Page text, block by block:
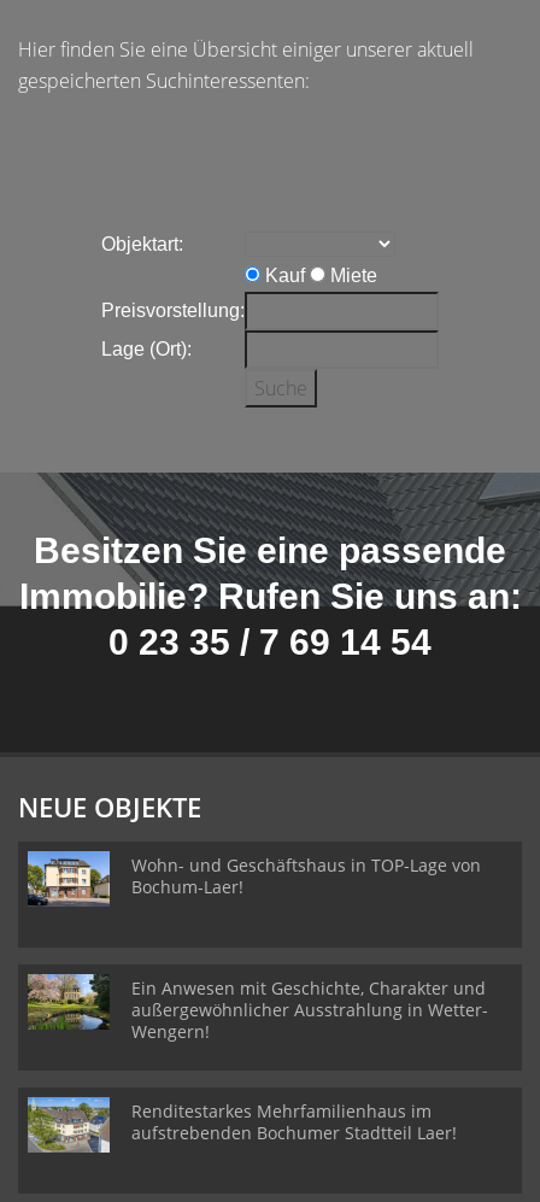
Hier finden Sie eine Übersicht einiger unserer aktuell
gespeicherten Suchinteressenten:
Objektart:
Kauf
Miete
Preisvorstellung:
Lage (Ort):
Besitzen Sie eine passende
Immobilie? Rufen Sie uns an:
0 23 35 / 7 69 14 54
NEUE OBJEKTE
Wohn- und Geschäftshaus in TOP-Lage von
Bochum-Laer!
Ein Anwesen mit Geschichte, Charakter und
außergewöhnlicher Ausstrahlung in Wetter-
Wengern!
Renditestarkes Mehrfamilienhaus im
aufstrebenden Bochumer Stadtteil Laer!